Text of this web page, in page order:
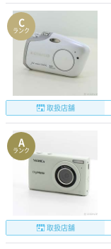
C
ランク
取扱店舗
A
ランク
取扱店舗